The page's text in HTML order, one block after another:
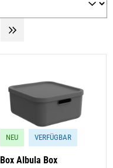
NEU VERFÜGBAR
Box Albula Box